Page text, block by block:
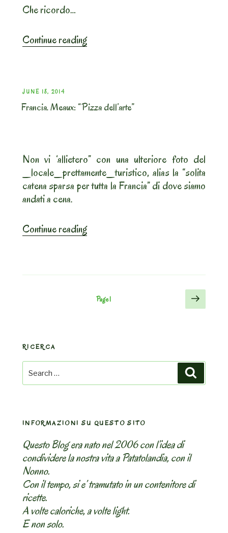
Che ricordo…
Continue reading“Francia.
POSTED
ON
JUNE 18, 2014
Francia. Meaux: “Pizza dell’arte”
Non vi ‘allietero” con una ulteriore foto del
_locale_prettamente_turistico, alias la “solita
catena sparsa per tutta la Francia” di dove siamo
andati a cena.
Continue reading“Francia.
Page1 Next
page
RICERCA
Search
for:
INFORMAZIONI SU QUESTO SITO
Questo Blog era nato nel 2006 con l’idea di
condividere la nostra vita a Patatolandia, con il
Nonno.
Con il tempo, si e’ tramutato in un contenitore di
ricette.
A volte caloriche, a volte light.
E non solo.